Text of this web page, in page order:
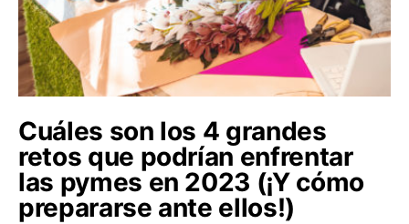
Cuáles son los 4 grandes
retos que podrían enfrentar
las pymes en 2023 (¡Y cómo
prepararse ante ellos!)